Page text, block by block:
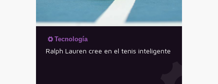
Tecnología
Ralph Lauren cree en el tenis inteligente